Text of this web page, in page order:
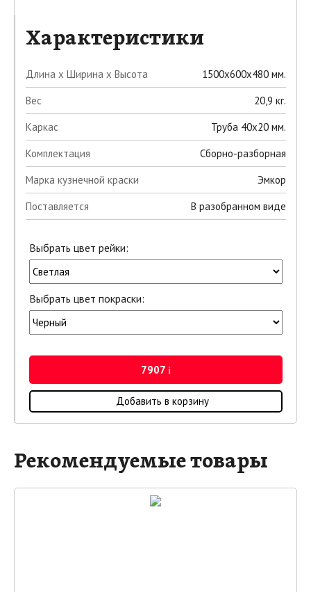
Характеристики
Длина х Ширина х Высота
1500x600x480 мм.
Вес
20,9 кг.
Каркас
Труба 40х20 мм.
Комплектация
Сборно-разборная
Марка кузнечной краски
Эмкор
Поставляется
В разобранном виде
Выбрать цвет рейки:
Выбрать цвет покраски:
7907 i
Добавить в корзину
Рекомендуемые товары